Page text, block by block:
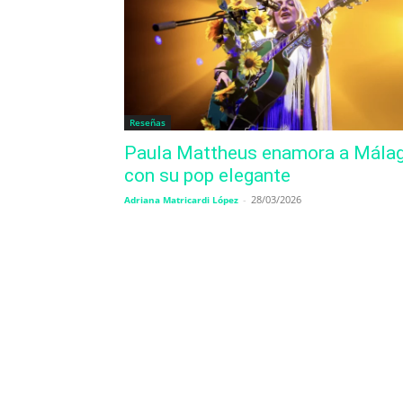
Reseñas
Paula Mattheus enamora a
con su pop elegante
Adriana Matricardi López - 28/03/2026